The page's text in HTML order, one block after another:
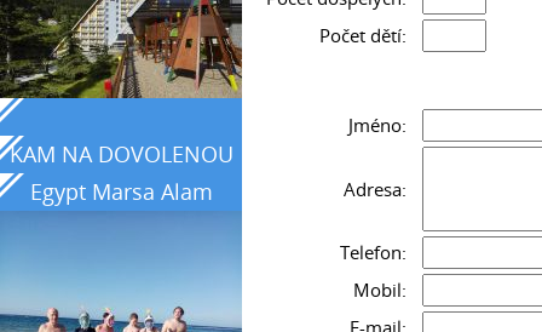
KAM NA DOVOLENOU
Egypt Marsa Alam
Počet dětí:
Jméno:
Adresa:
Telefon:
Mobil:
E-mail: